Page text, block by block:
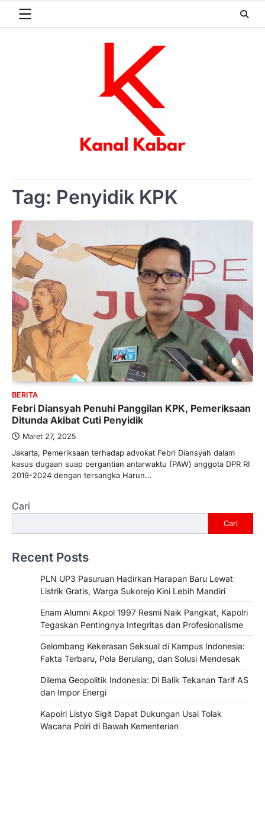
Tag: Penyidik KPK
BERITA
Febri Diansyah Penuhi Panggilan KPK, Pemeriksaan
Ditunda Akibat Cuti Penyidik
Maret 27, 2025
Jakarta, Pemeriksaan terhadap advokat Febri Diansyah dalam
kasus dugaan suap pergantian antarwaktu (PAW) anggota DPR RI
2019-2024 dengan tersangka Harun…
Cari
Cari
Recent Posts
PLN UP3 Pasuruan Hadirkan Harapan Baru Lewat
Listrik Gratis, Warga Sukorejo Kini Lebih Mandiri
Enam Alumni Akpol 1997 Resmi Naik Pangkat, Kapolri
Tegaskan Pentingnya Integritas dan Profesionalisme
Gelombang Kekerasan Seksual di Kampus Indonesia:
Fakta Terbaru, Pola Berulang, dan Solusi Mendesak
Dilema Geopolitik Indonesia: Di Balik Tekanan Tarif AS
dan Impor Energi
Kapolri Listyo Sigit Dapat Dukungan Usai Tolak
Wacana Polri di Bawah Kementerian